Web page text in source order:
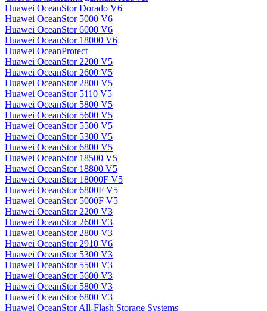
Huawei OceanStor Dorado V6
Huawei OceanStor 5000 V6
Huawei OceanStor 6000 V6
Huawei OceanStor 18000 V6
Huawei OceanProtect
Huawei OceanStor 2200 V5
Huawei OceanStor 2600 V5
Huawei OceanStor 2800 V5
Huawei OceanStor 5110 V5
Huawei OceanStor 5800 V5
Huawei OceanStor 5600 V5
Huawei OceanStor 5500 V5
Huawei OceanStor 5300 V5
Huawei OceanStor 6800 V5
Huawei OceanStor 18500 V5
Huawei OceanStor 18800 V5
Huawei OceanStor 18000F V5
Huawei OceanStor 6800F V5
Huawei OceanStor 5000F V5
Huawei OceanStor 2200 V3
Huawei OceanStor 2600 V3
Huawei OceanStor 2800 V3
Huawei OceanStor 2910 V6
Huawei OceanStor 5300 V3
Huawei OceanStor 5500 V3
Huawei OceanStor 5600 V3
Huawei OceanStor 5800 V3
Huawei OceanStor 6800 V3
Huawei OceanStor All-Flash Storage Systems